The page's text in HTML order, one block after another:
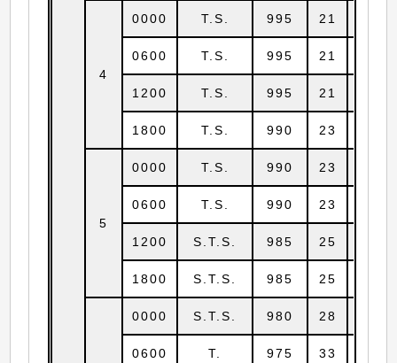
4
0000 T.S. 995 21
0600 T.S. 995 21
1200 T.S. 995 21
1800 T.S. 990 23
5
0000 T.S. 990 23
0600 T.S. 990 23
1200 S.T.S. 985 25
1800 S.T.S. 985 25
0000 S.T.S. 980 28
0600 T. 975 33